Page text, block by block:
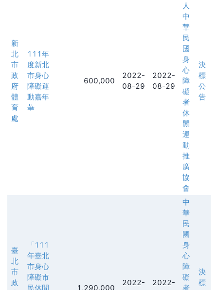
新
北
市
政
府
體
育
處
111年
度新北
市身心
障礙運
動嘉年
華
600,000
2022-
08-29
2022-
08-29
人
中
華
民
國
身
心
障
礙
者
休
閒
運
動
推
廣
協
會
決
標
公
告
臺
北
市
政
「111
年臺北
市身心
障礙市
民休閒
1,290,000
2022-
2022-
中
華
民
國
身
心
障
礙
者
決
標